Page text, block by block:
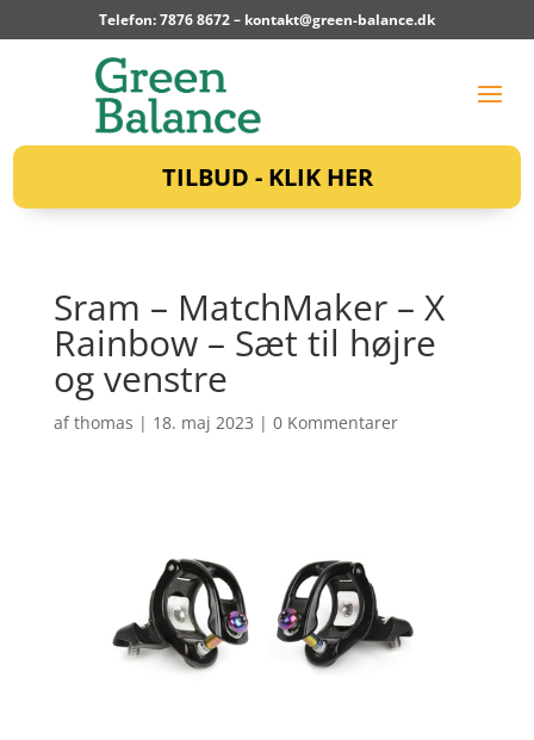
Telefon: 7876 8672 – kontakt@green-balance.dk
TILBUD - KLIK HER
Sram – MatchMaker – X
Rainbow – Sæt til højre
og venstre
afthomas | 18. maj 2023 | 0 Kommentarer